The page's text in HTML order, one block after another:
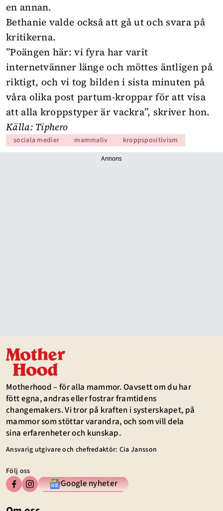
en annan.
Bethanie valde också att gå ut och svara på
kritikerna.
”Poängen här: vi fyra har varit
internetvänner länge och möttes äntligen på
riktigt, och vi tog bilden i sista minuten på
våra olika post partum-kroppar för att visa
att alla kroppstyper är vackra”, skriver hon.
Källa: Tiphero
sociala medier mammaliv kroppspositivism
Annons
Motherhood – för alla mammor. Oavsett om du har
fött egna, andras eller fostrar framtidens
changemakers. Vi tror på kraften i systerskapet, på
mammor som stöttar varandra, och som vill dela
sina erfarenheter och kunskap.
Ansvarig utgivare och chefredaktör: Cia Jansson
Följ oss
Google nyheter